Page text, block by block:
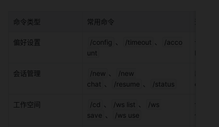
命令类型 常用命令 适合什
偏好设置 /config 、 /timeout 、
/acco
unt
调整回
bot 绑
会话管理 /new 、
/new
chat 、 /resume 、 /status
新开项
cwd/
工作空间 /cd 、 /ws list 、
/ws
save 、 /ws use
作空间